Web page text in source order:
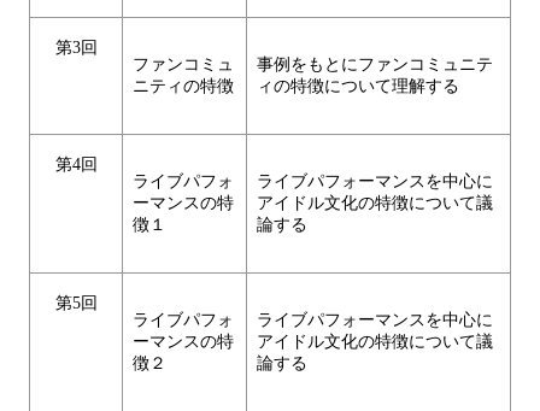
第3回
ファンコミュ
ニティの特徴
事例をもとにファンコミュニテ
ィの特徴について理解する
第4回
ライブパフォ
ーマンスの特
徴１
ライブパフォーマンスを中心に
アイドル文化の特徴について議
論する
第5回
ライブパフォ
ーマンスの特
徴２
ライブパフォーマンスを中心に
アイドル文化の特徴について議
論する